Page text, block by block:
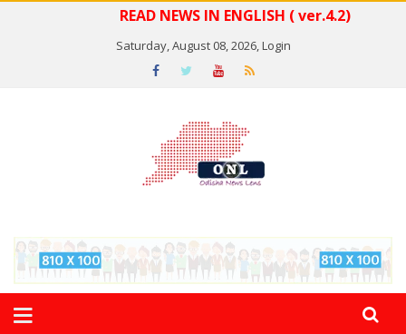
READ NEWS IN ENGLISH ( ver.4.2)
Saturday, August 08, 2026,Login